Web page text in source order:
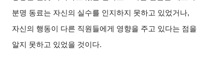
분명 동료는 자신의 실수를 인지하지 못하고 있었거나,
자신의 행동이 다른 직원들에게 영향을 주고 있다는 점을
알지 못하고 있었을 것이다.